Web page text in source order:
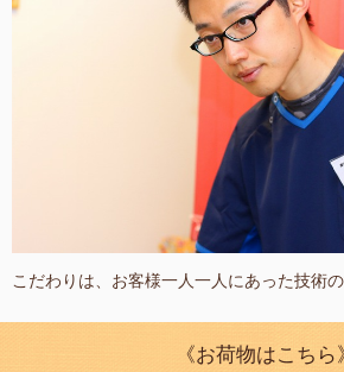
こだわりは、お客様一人一人にあった技術の
《お荷物はこちら